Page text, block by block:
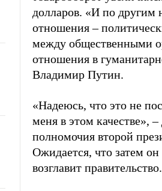
долларов. «И по другим
отношения –
между общественными
отношения в
Владимир Путин.
«Надеюсь, что это не
меня в этом качестве»,
полномочия второй
Ожидается, что затем
возглавит правительство.